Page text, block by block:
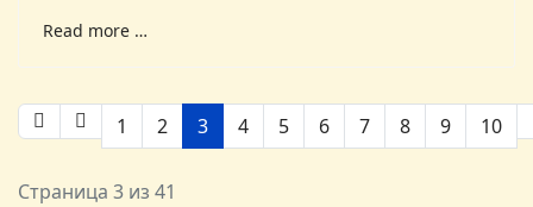
Read more …
1 2 3 4 5 6 7 8 9 10
Страница 3 из 41